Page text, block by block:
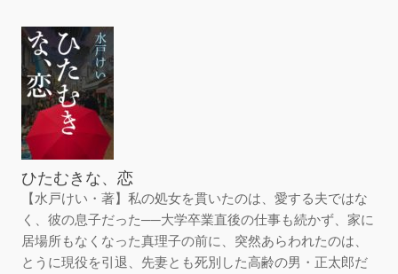
ひたむきな、恋
【水戸けい・著】私の処女を貫いたのは、愛する夫ではな
く、彼の息子だった──大学卒業直後の仕事も続かず、家に
居場所もなくなった真理子の前に、突然あらわれたのは、
とうに現役を引退、先妻とも死別した高齢の男・正太郎だ